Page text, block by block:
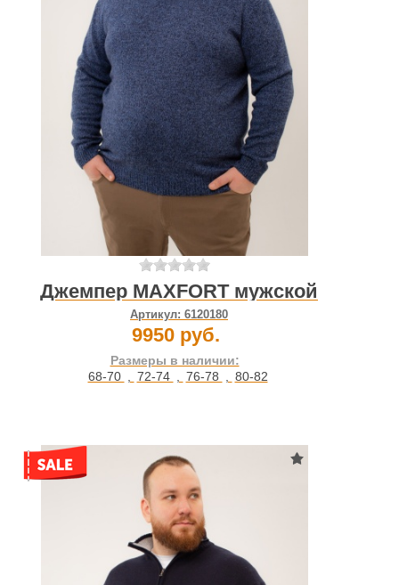
Джемпер MAXFORT мужской
Артикул: 6120180
9950 руб.
Размеры в наличии:
68-70 , 72-74 , 76-78 , 80-82